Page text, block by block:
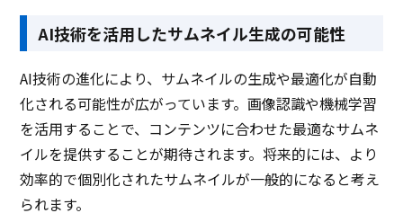
AI技術を活用したサムネイル生成の可能性
AI技術の進化により、サムネイルの生成や最適化が自動
化される可能性が広がっています。画像認識や機械学習
を活用することで、コンテンツに合わせた最適なサムネ
イルを提供することが期待されます。将来的には、より
効率的で個別化されたサムネイルが一般的になると考え
られます。